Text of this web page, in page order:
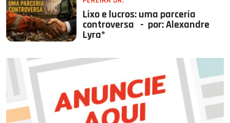
Lixo e lucros: uma parceria
controversa - por: Alexandre
Lyra*